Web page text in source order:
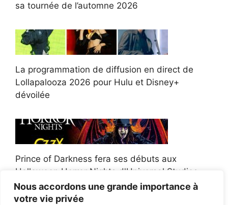
Nous accordons une grande importance à
votre vie privée
sa tournée de l’automne 2026
La programmation de diffusion en direct de
Lollapalooza 2026 pour Hulu et Disney+
dévoilée
Prince of Darkness fera ses débuts aux
Halloween Horror Nights d'Universal Studios